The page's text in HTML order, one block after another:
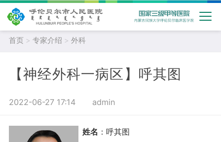
首页 > 专家介绍 > 外科
【神经外科一病区】呼其图
2022-06-27 17:14 admin
姓名 ：呼其图